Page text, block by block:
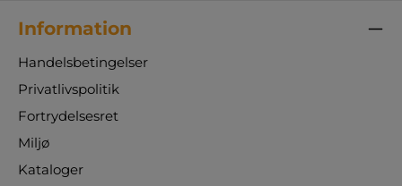
Information
Handelsbetingelser
Privatlivspolitik
Fortrydelsesret
Miljø
Kataloger